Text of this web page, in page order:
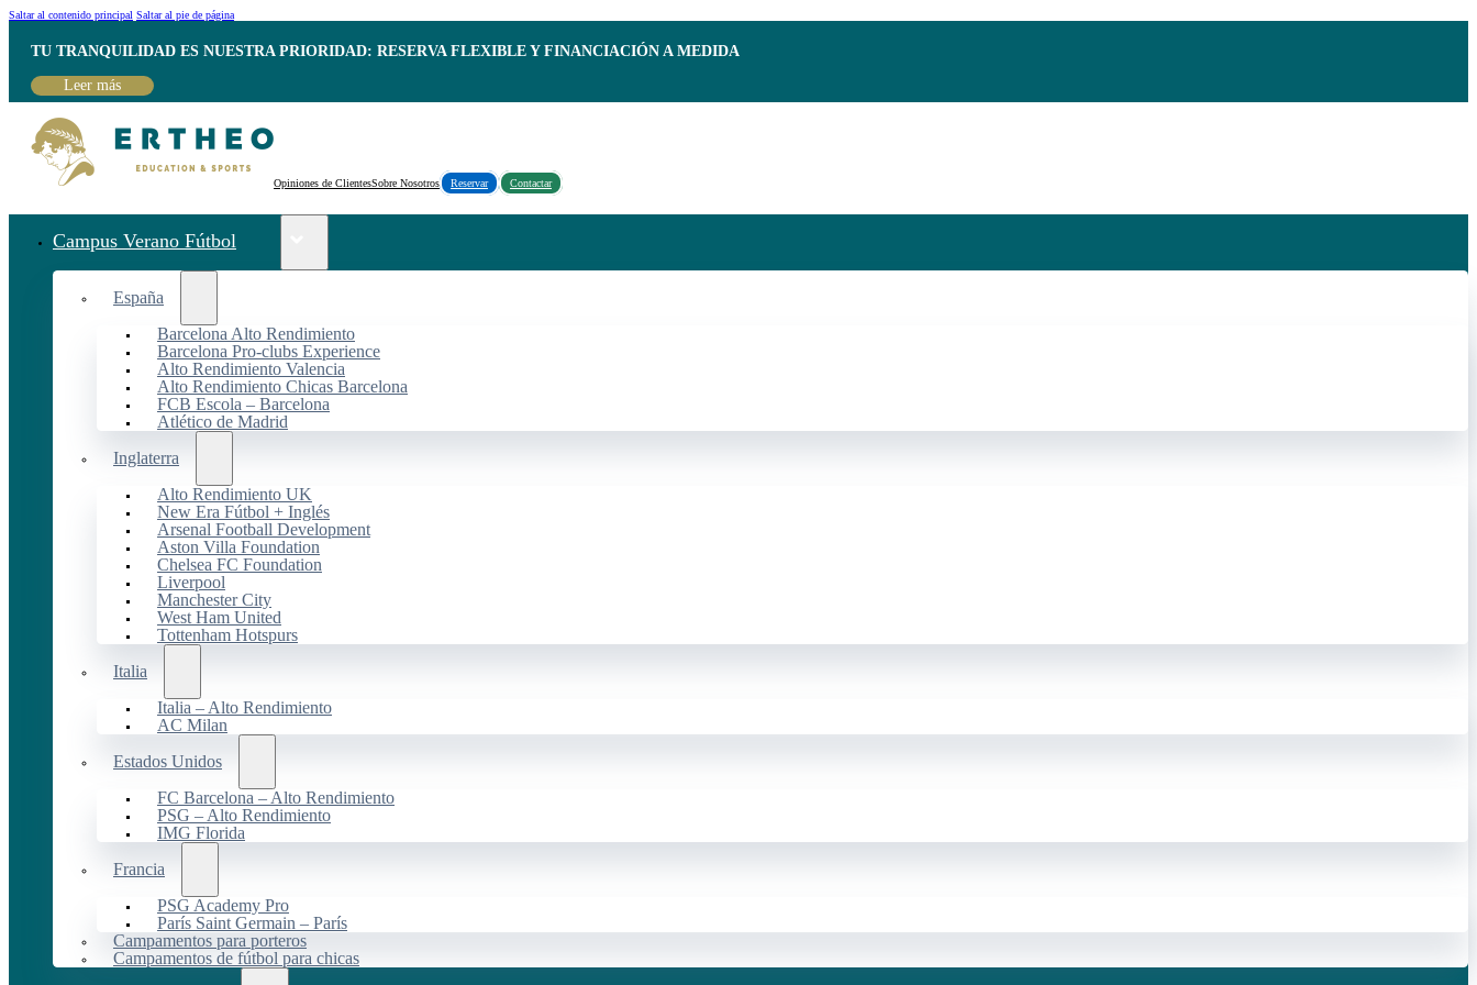
Saltar al contenido principal Saltar al pie de página
TU TRANQUILIDAD ES NUESTRA PRIORIDAD: RESERVA FLEXIBLE Y FINANCIACIÓN A MEDIDA
Leer más
Opiniones de ClientesSobre Nosotros Reservar Contactar
Campus Verano Fútbol
España
Barcelona Alto Rendimiento
Barcelona Pro-clubs Experience
Alto Rendimiento Valencia
Alto Rendimiento Chicas Barcelona
FCB Escola – Barcelona
Atlético de Madrid
Inglaterra
Alto Rendimiento UK
New Era Fútbol + Inglés
Arsenal Football Development
Aston Villa Foundation
Chelsea FC Foundation
Liverpool
Manchester City
West Ham United
Tottenham Hotspurs
Italia
Italia – Alto Rendimiento
AC Milan
Estados Unidos
FC Barcelona – Alto Rendimiento
PSG – Alto Rendimiento
IMG Florida
Francia
PSG Academy Pro
París Saint Germain – París
Campamentos para porteros
Campamentos de fútbol para chicas